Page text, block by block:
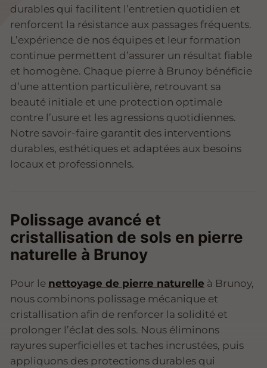
durables qui facilitent l’entretien quotidien et
renforcent la résistance aux passages fréquents.
L’expérience de nos équipes et leur formation
continue permettent d’assurer un résultat fiable
et homogène. Chaque pierre à Brunoy bénéficie
d’une attention particulière, retrouvant sa
beauté initiale et une protection optimale
contre l’usure et les agressions quotidiennes.
Notre savoir-faire garantit des interventions
durables, esthétiques et adaptées aux besoins
locaux et professionnels.
Polissage avancé et
cristallisation de sols en pierre
naturelle à Brunoy
Pour le nettoyage de pierre naturelle à Brunoy,
nous combinons polissage mécanique et
cristallisation afin de renforcer la solidité et
prolonger l’éclat des sols. Nous éliminons
rayures superficielles et taches incrustées, puis
appliquons des protections durables qui